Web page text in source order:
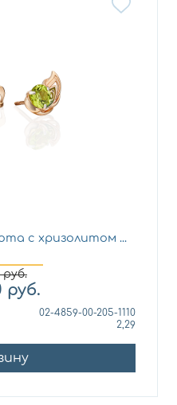
с хризолитом ...
руб.
руб.
02-4859-00-205-1110
2,29